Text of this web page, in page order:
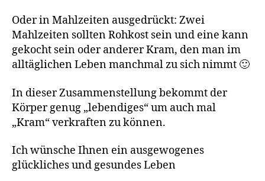
Oder in Mahlzeiten ausgedrückt: Zwei
Mahlzeiten sollten Rohkost sein und eine kann
gekocht sein oder anderer Kram, den man im
alltäglichen Leben manchmal zu sich nimmt 🙂
In dieser Zusammenstellung bekommt der
Körper genug „lebendiges“ um auch mal
„Kram“ verkraften zu können.
Ich wünsche Ihnen ein ausgewogenes
glückliches und gesundes Leben